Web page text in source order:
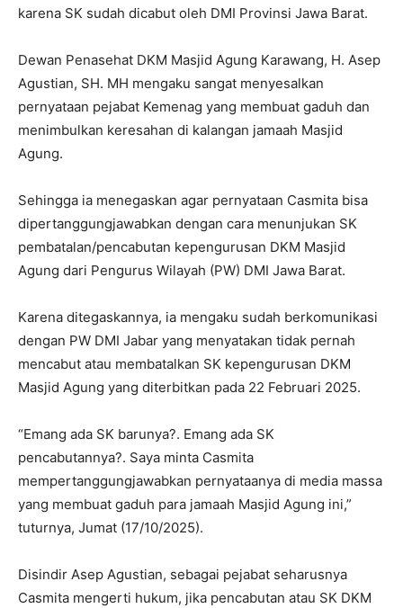
karena SK sudah dicabut oleh DMI Provinsi Jawa Barat.
Dewan Penasehat DKM Masjid Agung Karawang, H. Asep
Agustian, SH. MH mengaku sangat menyesalkan
pernyataan pejabat Kemenag yang membuat gaduh dan
menimbulkan keresahan di kalangan jamaah Masjid
Agung.
Sehingga ia menegaskan agar pernyataan Casmita bisa
dipertanggungjawabkan dengan cara menunjukan SK
pembatalan/pencabutan kepengurusan DKM Masjid
Agung dari Pengurus Wilayah (PW) DMI Jawa Barat.
Karena ditegaskannya, ia mengaku sudah berkomunikasi
dengan PW DMI Jabar yang menyatakan tidak pernah
mencabut atau membatalkan SK kepengurusan DKM
Masjid Agung yang diterbitkan pada 22 Februari 2025.
“Emang ada SK barunya?. Emang ada SK
pencabutannya?. Saya minta Casmita
mempertanggungjawabkan pernyataanya di media massa
yang membuat gaduh para jamaah Masjid Agung ini,”
tuturnya, Jumat (17/10/2025).
Disindir Asep Agustian, sebagai pejabat seharusnya
Casmita mengerti hukum, jika pencabutan atau SK DKM